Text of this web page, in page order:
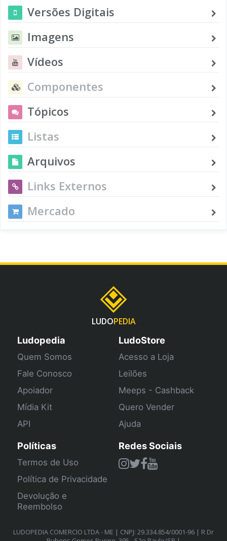
Versões Digitais
Imagens
Vídeos
Componentes
Tópicos
Listas
Arquivos
Links Externos
Mercado
LUDOPEDIA
Ludopedia
Quem Somos
Fale Conosco
Apoiador
Mídia Kit
API
LudoStore
Acesso a Loja
Leilões
Meeps - Cashback
Quero Vender
Ajuda
Políticas
Termos de Uso
Política de Privacidade
Devolução e
Reembolso
Redes Sociais
LUDOPEDIA COMERCIO LTDA - ME | CNPJ: 29.334.854/0001-96 | R Dr